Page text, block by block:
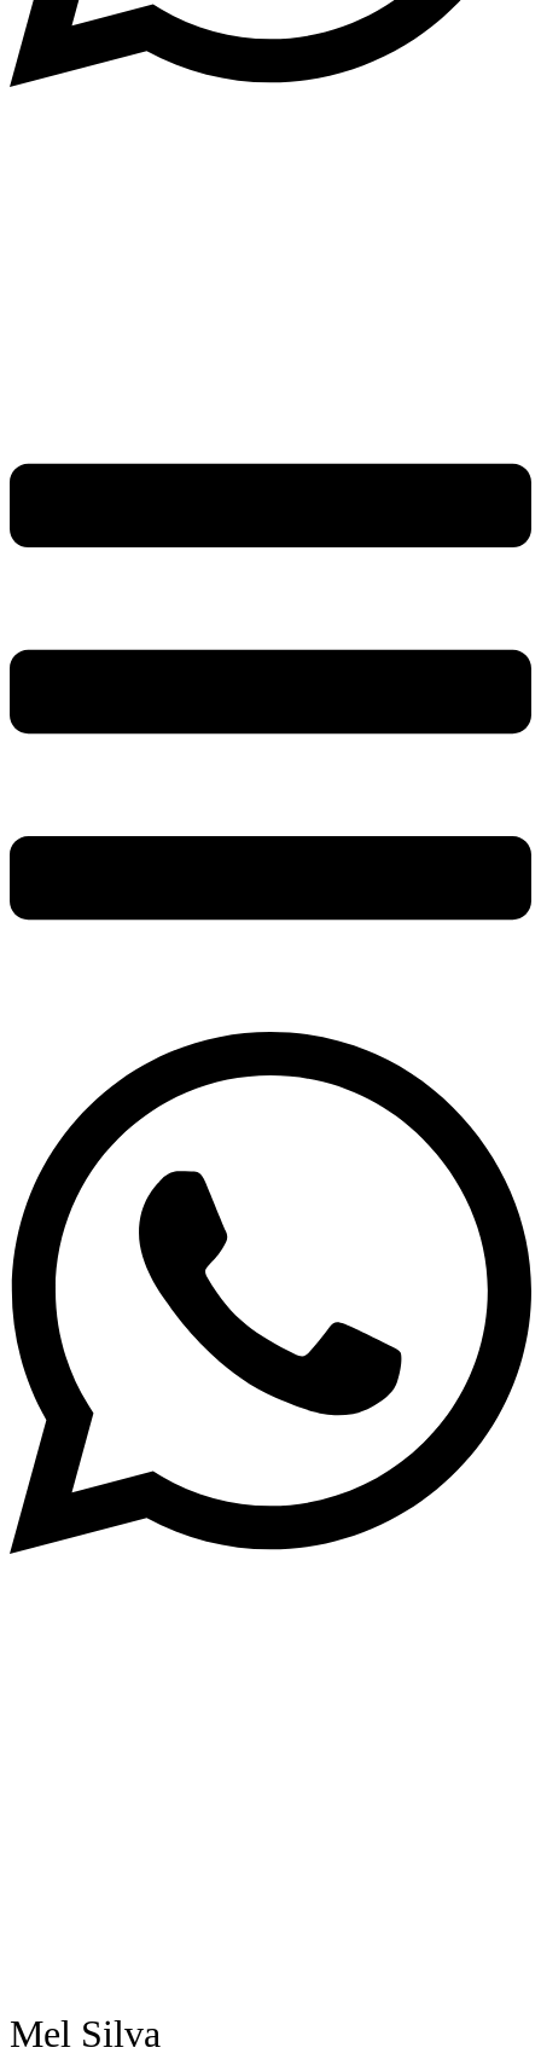
Mel Silva